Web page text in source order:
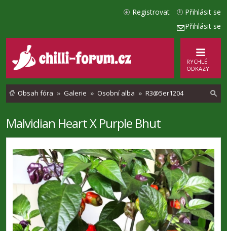
Přihlásit se
Přihlásit se
Registrovat
RYCHLÉ
ODKAZY
Obsah fóra Galerie Osobní alba R3@5er1204
e
Malvidian Heart X Purple Bhut